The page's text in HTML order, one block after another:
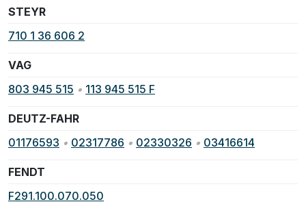
STEYR
710 1 36 606 2
VAG
803 945 515 • 113 945 515 F
DEUTZ-FAHR
01176593 • 02317786 • 02330326 • 03416614
FENDT
F291.100.070.050